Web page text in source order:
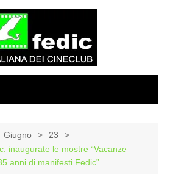
Giugno
23
inaugurate le mostre “Vacanze
anni di manifesti Fedic”